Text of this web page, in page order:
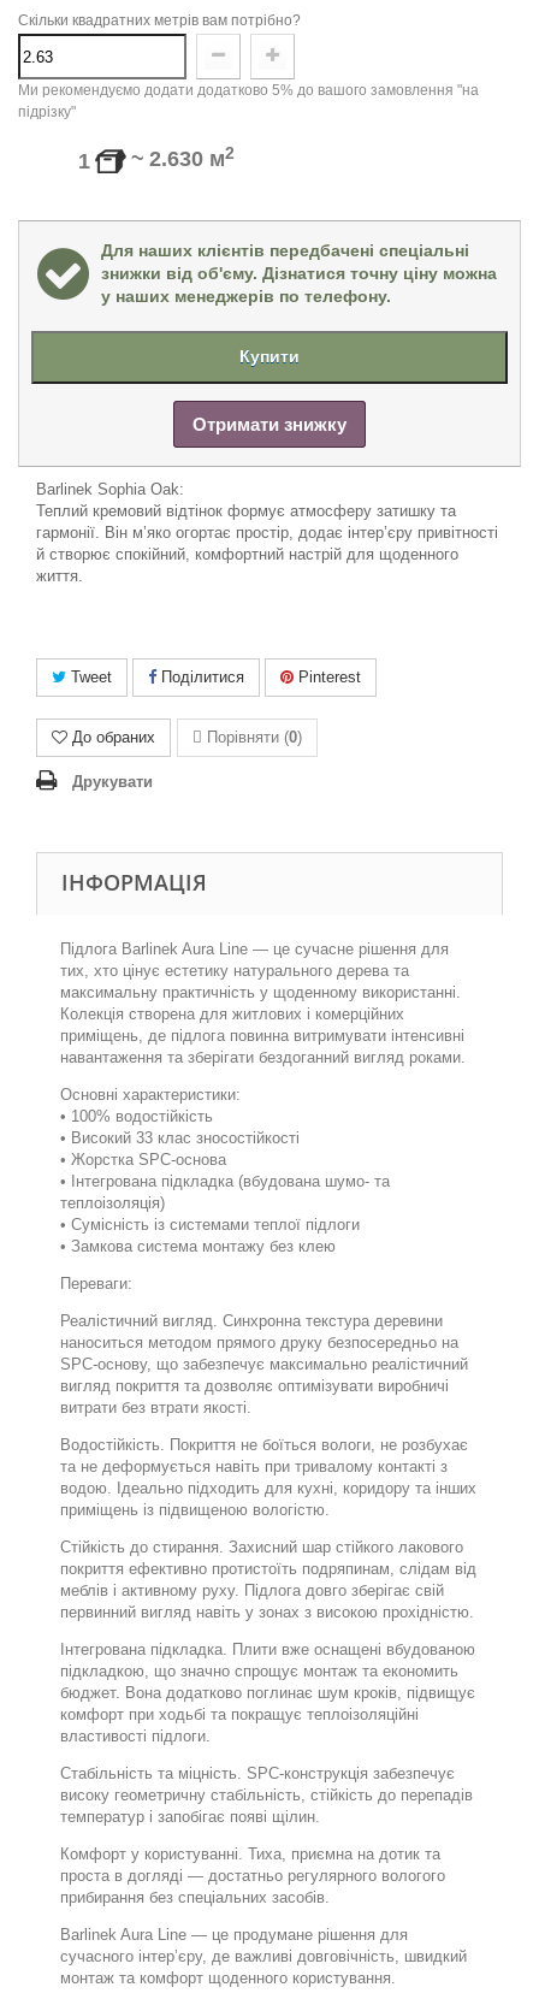
Скільки квадратних метрів вам потрібно?
Ми рекомендуємо додати додатково 5% до вашого замовлення "на
підрізку"
1 ~ 2.630 м2
Для наших клієнтів передбачені спеціальні
знижки від об'єму. Дізнатися точну ціну можна
у наших менеджерів по телефону.
Купити
Отримати знижку
Barlinek Sophia Oak:
Теплий кремовий відтінок формує атмосферу затишку та
гармонії. Він м’яко огортає простір, додає інтер’єру привітності
й створює спокійний, комфортний настрій для щоденного
життя.
Tweet Поділитися Pinterest
До обраних Порівняти (0)
Друкувати
ІНФОРМАЦІЯ
Підлога Barlinek Aura Line — це сучасне рішення для
тих, хто цінує естетику натурального дерева та
максимальну практичність у щоденному використанні.
Колекція створена для житлових і комерційних
приміщень, де підлога повинна витримувати інтенсивні
навантаження та зберігати бездоганний вигляд роками.
Основні характеристики:
• 100% водостійкість
• Високий 33 клас зносостійкості
• Жорстка SPC-основа
• Інтегрована підкладка (вбудована шумо- та
теплоізоляція)
• Сумісність із системами теплої підлоги
• Замкова система монтажу без клею
Переваги:
Реалістичний вигляд. Синхронна текстура деревини
наноситься методом прямого друку безпосередньо на
SPC-основу, що забезпечує максимально реалістичний
вигляд покриття та дозволяє оптимізувати виробничі
витрати без втрати якості.
Водостійкість. Покриття не боїться вологи, не розбухає
та не деформується навіть при тривалому контакті з
водою. Ідеально підходить для кухні, коридору та інших
приміщень із підвищеною вологістю.
Стійкість до стирання. Захисний шар стійкого лакового
покриття ефективно протистоїть подряпинам, слідам від
меблів і активному руху. Підлога довго зберігає свій
первинний вигляд навіть у зонах з високою прохідністю.
Інтегрована підкладка. Плити вже оснащені вбудованою
підкладкою, що значно спрощує монтаж та економить
бюджет. Вона додатково поглинає шум кроків, підвищує
комфорт при ходьбі та покращує теплоізоляційні
властивості підлоги.
Стабільність та міцність. SPC-конструкція забезпечує
високу геометричну стабільність, стійкість до перепадів
температур і запобігає появі щілин.
Комфорт у користуванні. Тиха, приємна на дотик та
проста в догляді — достатньо регулярного вологого
прибирання без спеціальних засобів.
Barlinek Aura Line — це продумане рішення для
сучасного інтер’єру, де важливі довговічність, швидкий
монтаж та комфорт щоденного користування.